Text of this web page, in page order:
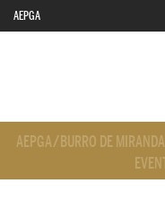
AEPGA
AEPGA/ BURRO DE MIRANDA